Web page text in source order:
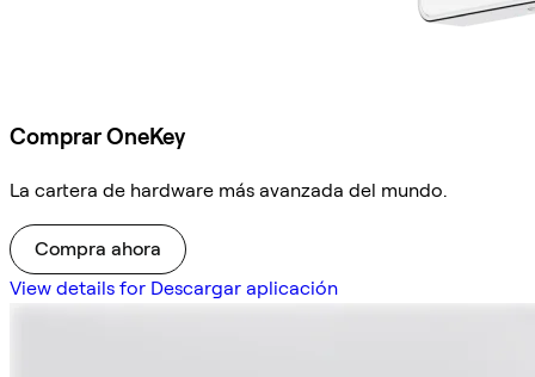
Comprar OneKey
La cartera de hardware más avanzada del mundo.
Compra ahora
View details for Descargar aplicación